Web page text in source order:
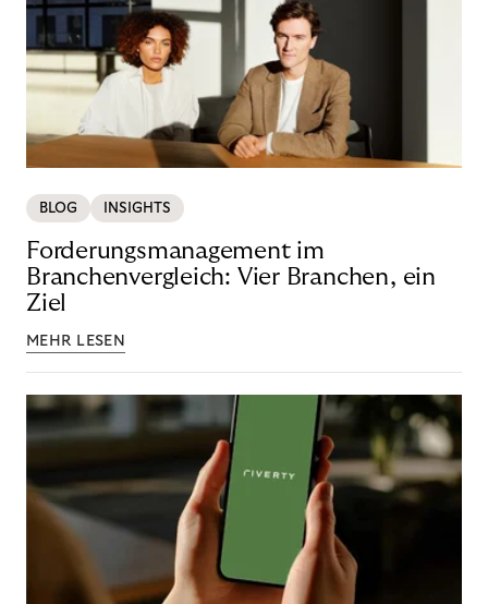
BLOG INSIGHTS
Forderungsmanagement im
Branchenvergleich: Vier Branchen, ein
Ziel
MEHR LESEN